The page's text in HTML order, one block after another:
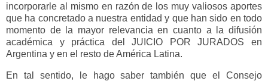
incorporarle al mismo en razón de los muy valiosos aportes
que ha concretado a nuestra entidad y que han sido en todo
momento de la mayor relevancia en cuanto a la difusión
académica y práctica del JUICIO POR JURADOS en
Argentina y en el resto de América Latina.
En tal sentido, le hago saber también que el Consejo